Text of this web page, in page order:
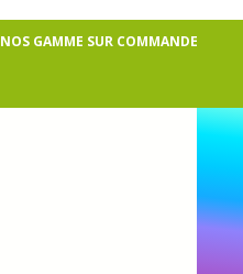
NOS GAMME SUR COMMANDE